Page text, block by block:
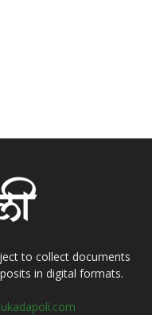
to collect documents
in digital formats.